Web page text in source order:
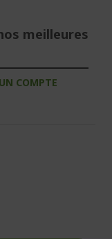
meilleures
COMPTE